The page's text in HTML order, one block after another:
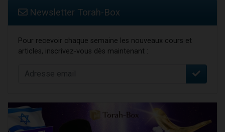
Newsletter Torah-Box
Pour recevoir chaque semaine les nouveaux cours et
articles, inscrivez-vous dès maintenant :